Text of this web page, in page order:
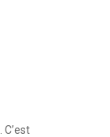
. C’est